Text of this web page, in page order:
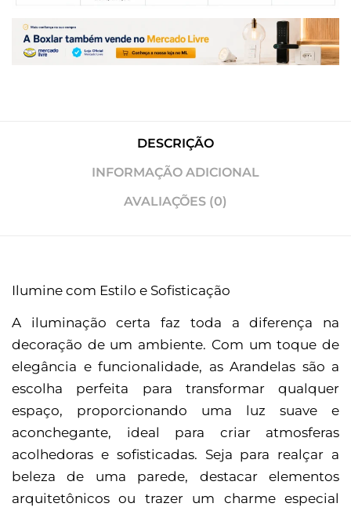
DESCRIÇÃO
INFORMAÇÃO ADICIONAL
AVALIAÇÕES (0)
Ilumine com Estilo e Sofisticação
A iluminação certa faz toda a diferença na
decoração de um ambiente. Com um toque de
elegância e funcionalidade, as Arandelas são a
escolha perfeita para transformar qualquer
espaço, proporcionando uma luz suave e
aconchegante, ideal para criar atmosferas
acolhedoras e sofisticadas. Seja para realçar a
beleza de uma parede, destacar elementos
arquitetônicos ou trazer um charme especial